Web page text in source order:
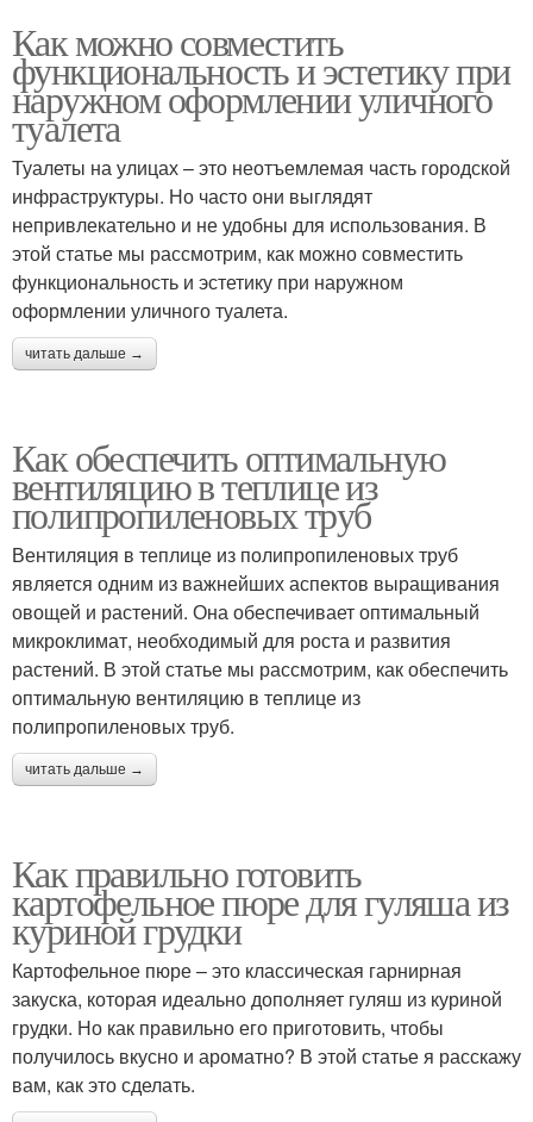
Как можно совместить
функциональность и эстетику при
наружном оформлении уличного
туалета
Туалеты на улицах – это неотъемлемая часть городской
инфраструктуры. Но часто они выглядят
непривлекательно и не удобны для использования. В
этой статье мы рассмотрим, как можно совместить
функциональность и эстетику при наружном
оформлении уличного туалета.
читать дальше →
Как обеспечить оптимальную
вентиляцию в теплице из
полипропиленовых труб
Вентиляция в теплице из полипропиленовых труб
является одним из важнейших аспектов выращивания
овощей и растений. Она обеспечивает оптимальный
микроклимат, необходимый для роста и развития
растений. В этой статье мы рассмотрим, как обеспечить
оптимальную вентиляцию в теплице из
полипропиленовых труб.
читать дальше →
Как правильно готовить
картофельное пюре для гуляша из
куриной грудки
Картофельное пюре – это классическая гарнирная
закуска, которая идеально дополняет гуляш из куриной
грудки. Но как правильно его приготовить, чтобы
получилось вкусно и ароматно? В этой статье я расскажу
вам, как это сделать.